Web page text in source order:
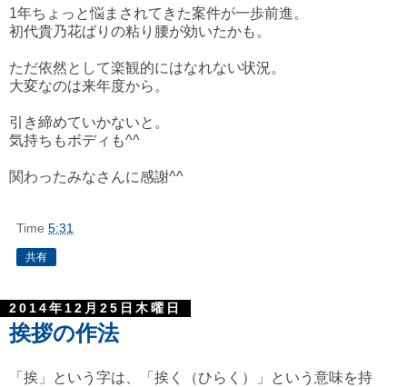
1年ちょっと悩まされてきた案件が一歩前進。
初代貴乃花ばりの粘り腰が効いたかも。
ただ依然として楽観的にはなれない状況。
大変なのは来年度から。
引き締めていかないと。
気持ちもボディも^^
関わったみなさんに感謝^^
Time 5:31
共有
2014年12月25日木曜日
挨拶の作法
「挨」という字は、「挨く（ひらく）」という意味を持